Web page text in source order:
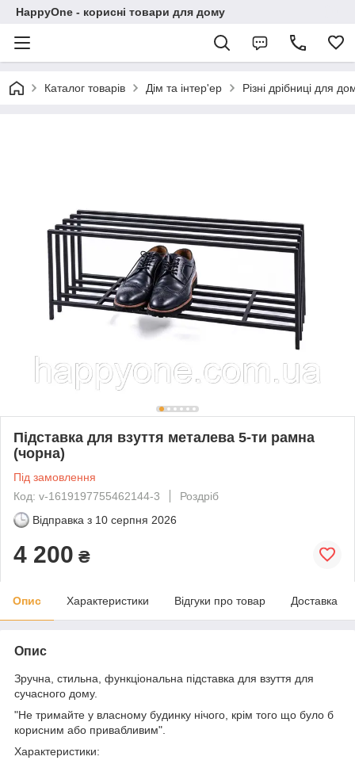
HappyOne - корисні товари для дому
Каталог товарів Дім та інтер'ер Різні дрібниці для
Підставка для взуття металева 5-ти рамна
(чорна)
Під замовлення
Код: v-1619197755462144-3
Роздріб
Відправка з 10 серпня 2026
4 200 ₴
Опис Характеристики Відгуки про товар Доставка
Опис
Зручна, стильна, функціональна підставка для взуття для
сучасного дому.
"Не тримайте у власному будинку нічого, крім того що було б
корисним або привабливим".
Характеристики: